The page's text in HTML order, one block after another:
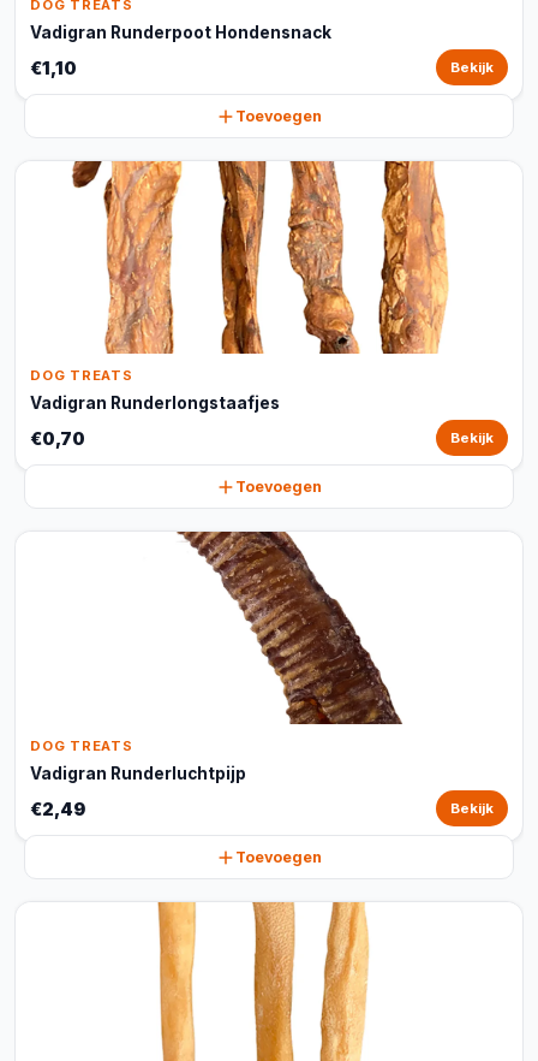
DOG TREATS
Vadigran Runderpoot Hondensnack
€1,10 Bekijk
Toevoegen
DOG TREATS
Vadigran Runderlongstaafjes
€0,70 Bekijk
Toevoegen
DOG TREATS
Vadigran Runderluchtpijp
€2,49 Bekijk
Toevoegen